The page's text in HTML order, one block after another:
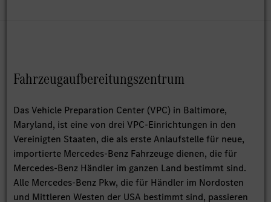
Fahrzeugaufbereitungszentrum
Das Vehicle Preparation Center (VPC) in Baltimore,
Maryland, ist eine von drei VPC-Einrichtungen in den
Vereinigten Staaten, die als erste Anlaufstelle für neue,
importierte Mercedes-Benz Fahrzeuge dienen, die für
Mercedes-Benz Händler im ganzen Land bestimmt sind.
Alle Mercedes-Benz Pkw, die für Händler im Nordosten
und Mittleren Westen der USA bestimmt sind, passieren